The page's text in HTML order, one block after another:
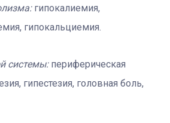
гипокалиемия,
гипокальциемия.
системы:периферическая
гипестезия, головная боль,